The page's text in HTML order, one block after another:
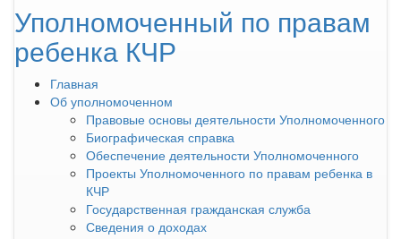
Уполномоченный по правам
ребенка КЧР
Главная
Об уполномоченном
Правовые основы деятельности Уполномоченного
Биографическая справка
Обеспечение деятельности Уполномоченного
Проекты Уполномоченного по правам ребенка в
КЧР
Государственная гражданская служба
Сведения о доходах